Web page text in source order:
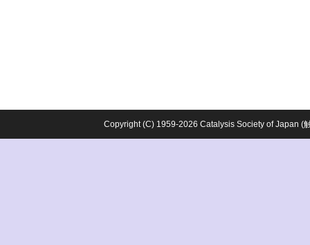
Copyright (C) 1959-2026 Catalysis Society of Japan (